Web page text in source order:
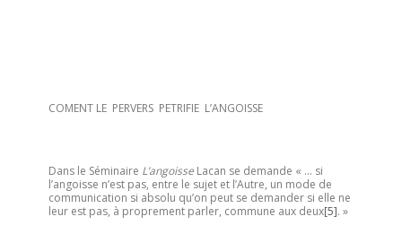
COMENT LE PERVERS PETRIFIE L’ANGOISSE
Dans le Séminaire L’angoisse Lacan se demande « … si
l’angoisse n’est pas, entre le sujet et l’Autre, un mode de
communication si absolu qu’on peut se demander si elle ne
leur est pas, à proprement parler, commune aux deux[5]. »